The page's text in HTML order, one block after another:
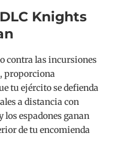
Knights
contra las incursiones
proporciona
tu ejército se defienda
a distancia con
espadones ganan
de tu encomienda